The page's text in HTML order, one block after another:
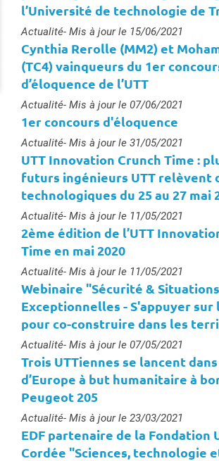
l’Université de technologie de
Type :
Actualité- Mis à jour le 15/06/2021
Cynthia Rerolle (MM2) et
(TC4) vainqueurs du 1er
d’éloquence de l’UTT
Type :
Actualité- Mis à jour le 07/06/2021
1er concours d'éloquence
Type :
Actualité- Mis à jour le 31/05/2021
UTT Innovation Crunch Time :
futurs ingénieurs UTT relèvent
technologiques du 25 au 27 mai
Type :
Actualité- Mis à jour le 11/05/2021
2ème édition de l’UTT
Time en mai 2020
Type :
Actualité- Mis à jour le 11/05/2021
Webinaire "Sécurité &
Exceptionnelles - S'appuyer sur
pour co-construire dans les
Type :
Actualité- Mis à jour le 07/05/2021
Trois UTTiennes se lancent
d’Europe à but humanitaire à
Peugeot 205
Type :
Actualité- Mis à jour le 23/03/2021
EDF partenaire de la Fondation
Cordée "Sciences, technologie